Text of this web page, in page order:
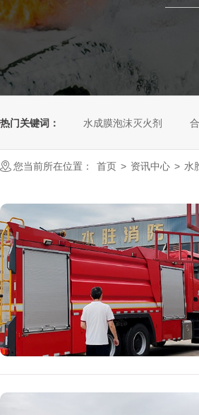
热门关键词： 水成膜泡沫灭火剂
您当前所在位置： 首页 > 资讯中心 > 水